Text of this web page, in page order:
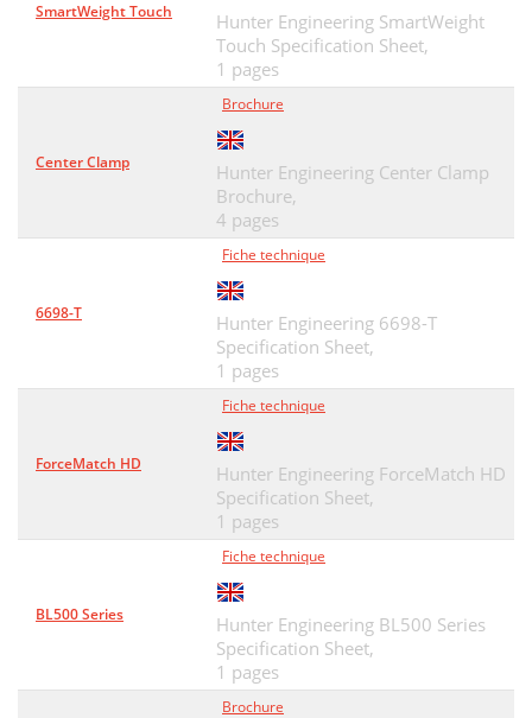
SmartWeight Touch
Hunter Engineering SmartWeight
Touch Specification Sheet,
1 pages
Center Clamp
Brochure
Hunter Engineering Center Clamp
Brochure,
4 pages
6698-T
Fiche technique
Hunter Engineering 6698-T
Specification Sheet,
1 pages
ForceMatch HD
Fiche technique
Hunter Engineering ForceMatch HD
Specification Sheet,
1 pages
BL500 Series
Fiche technique
Hunter Engineering BL500 Series
Specification Sheet,
1 pages
Brochure